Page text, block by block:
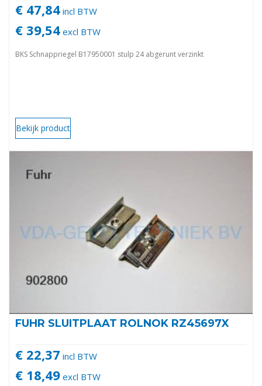
€ 47,84 incl BTW
€ 39,54 excl BTW
BKS Schnappriegel B17950001 stulp 24 abgerunt verzinkt
Bekijk product
FUHR SLUITPLAAT ROLNOK RZ45697X
€ 22,37 incl BTW
€ 18,49 excl BTW